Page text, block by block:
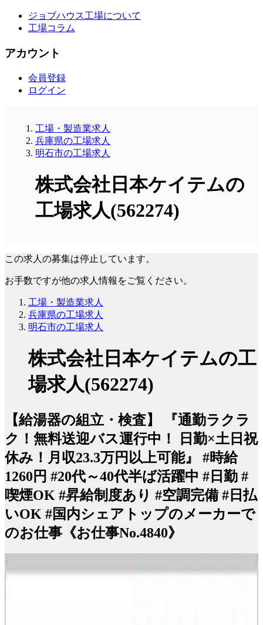
ジョブハウス工場について
工場コラム
アカウント
会員登録
ログイン
工場・製造業求人
兵庫県の工場求人
明石市の工場求人
株式会社日本ケイテムの
工場求人(562274)
この求人の募集は停止しています。
お手数ですが他の求人情報をご覧ください。
工場・製造業求人
兵庫県の工場求人
明石市の工場求人
株式会社日本ケイテムの工
場求人(562274)
【給湯器の組立・検査】 『通勤ラクラ
ク！無料送迎バス運行中！ 日勤×土日祝
休み！月収23.3万円以上可能』 #時給
1260円 #20代～40代半ば活躍中 #日勤 #
喫煙OK #昇給制度あり #空調完備 #日払
いOK #国内シェアトップのメーカーで
のお仕事《お仕事No.4840》